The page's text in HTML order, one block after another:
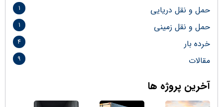
حمل و نقل دریایی 1
حمل و نقل زمینی 1
خرده بار 4
مقالات 9
آخرین پروژه ها